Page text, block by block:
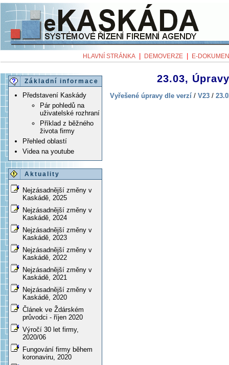
HLAVNÍ STRÁNKA DEMOVERZE E-
Základní informace
Představení Kaskády
Pár pohledů na
uživatelské rozhraní
Příklad z běžného
života firmy
Přehled oblastí
Videa na youtube
Aktuality
Nejzásadnější změny v
Kaskádě, 2025
Nejzásadnější změny v
Kaskádě, 2024
Nejzásadnější změny v
Kaskádě, 2023
Nejzásadnější změny v
Kaskádě, 2022
Nejzásadnější změny v
Kaskádě, 2021
Nejzásadnější změny v
Kaskádě, 2020
Článek ve Ždárském
průvodci - říjen 2020
Výročí 30 let firmy,
2020/06
Fungování firmy během
koronaviru, 2020
23.03,
Vyřešené úpravy dle verzí / V23 /